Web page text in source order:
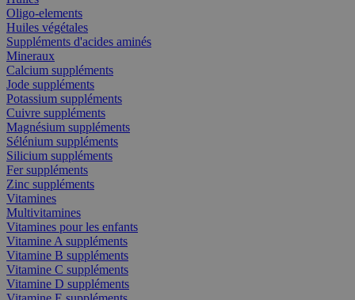
Oligo-elements
Huiles végétales
Suppléments d'acides aminés
Mineraux
Calcium suppléments
Jode suppléments
Potassium suppléments
Cuivre suppléments
Magnésium suppléments
Sélénium suppléments
Silicium suppléments
Fer suppléments
Zinc suppléments
Vitamines
Multivitamines
Vitamines pour les enfants
Vitamine A suppléments
Vitamine B suppléments
Vitamine C suppléments
Vitamine D suppléments